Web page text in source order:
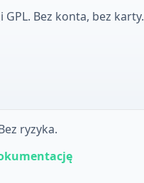
Bez konta, bez karty.
ryzyka.